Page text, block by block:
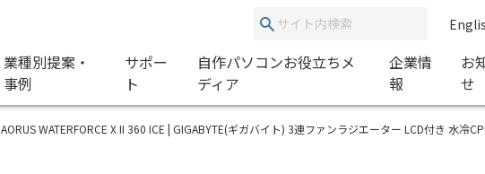
業種別提案・
事例
サポー
ト
自作パソコンお役立ちメ
ディア
企業情
報
お
せ
AORUS WATERFORCE X II 360 ICE | GIGABYTE(ギガバイト) 3連ファンラジエーター LCD付き 水冷